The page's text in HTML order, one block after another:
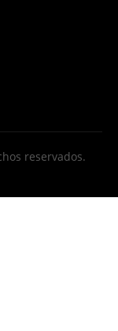
reservados.